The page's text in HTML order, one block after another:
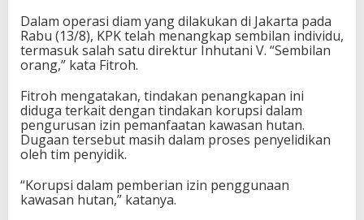
Dalam operasi diam yang dilakukan di Jakarta pada
Rabu (13/8), KPK telah menangkap sembilan individu,
termasuk salah satu direktur Inhutani V. “Sembilan
orang,” kata Fitroh.
Fitroh mengatakan, tindakan penangkapan ini
diduga terkait dengan tindakan korupsi dalam
pengurusan izin pemanfaatan kawasan hutan.
Dugaan tersebut masih dalam proses penyelidikan
oleh tim penyidik.
“Korupsi dalam pemberian izin penggunaan
kawasan hutan,” katanya.